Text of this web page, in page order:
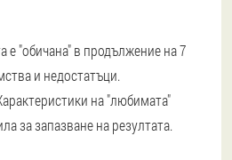
е "обичана" в продължение на 7
и недостатъци.
на "любимата"
за запазване на резултата.